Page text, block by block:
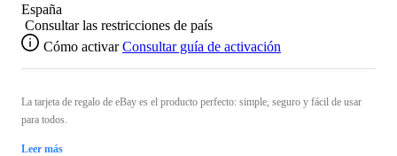
España
Consultar las restricciones de país
Cómo activar Consultar guía de activación
La tarjeta de regalo de eBay es el producto perfecto: simple, seguro y fácil de usar
para todos.
Leer más